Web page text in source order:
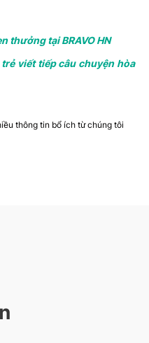
thưởng tại BRAVO HN
trẻ viết tiếp câu chuyện hòa
thông tin bổ ích từ chúng tôi​